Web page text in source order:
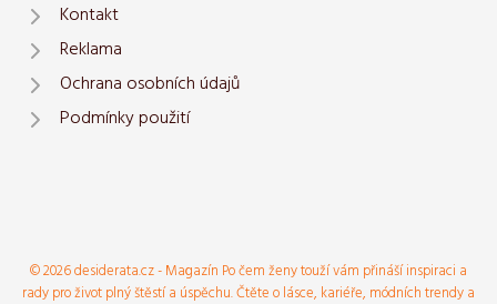
Kontakt
Reklama
Ochrana osobních údajů
Podmínky použití
© 2026 desiderata.cz - Magazín Po čem ženy touží vám přináší inspiraci a
rady pro život plný štěstí a úspěchu. Čtěte o lásce, kariéře, módních trendy a